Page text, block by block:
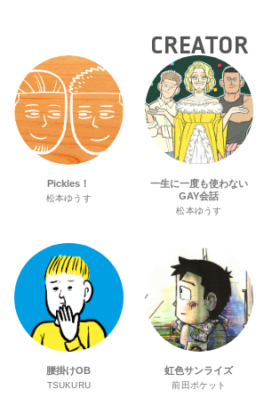
CREATOR
Pickles！
松本ゆうす
一生に一度も使わない
GAY会話
松本ゆうす
腰掛けOB
TSUKURU
虹色サンライズ
前田ポケット